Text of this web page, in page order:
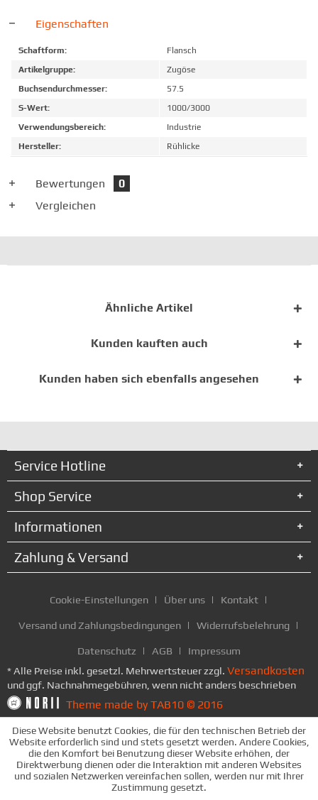
Eigenschaften
Schaftform:
Flansch
Artikelgruppe:
Zugöse
Buchsendurchmesser:
57.5
S-Wert:
1000/3000
Verwendungsbereich:
Industrie
Hersteller:
Rühlicke
Bewertungen
0
Vergleichen
Ähnliche Artikel
Kunden kauften auch
Kunden haben sich ebenfalls angesehen
Service Hotline
Shop Service
Informationen
Zahlung & Versand
Cookie-Einstellungen Über uns Kontakt
Versand und Zahlungsbedingungen Widerrufsbelehrung
Datenschutz AGB
Impressum
* Alle Preise inkl. gesetzl. Mehrwertsteuer zzgl. Versandkosten
und ggf. Nachnahmegebühren, wenn nicht anders beschrieben
Theme made by TAB10 © 2016
Diese Website benutzt Cookies, die für den technischen Betrieb der
Website erforderlich sind und stets gesetzt werden. Andere Cookies,
die den Komfort bei Benutzung dieser Website erhöhen, der
Direktwerbung dienen oder die Interaktion mit anderen Websites
und sozialen Netzwerken vereinfachen sollen, werden nur mit Ihrer
Zustimmung gesetzt.